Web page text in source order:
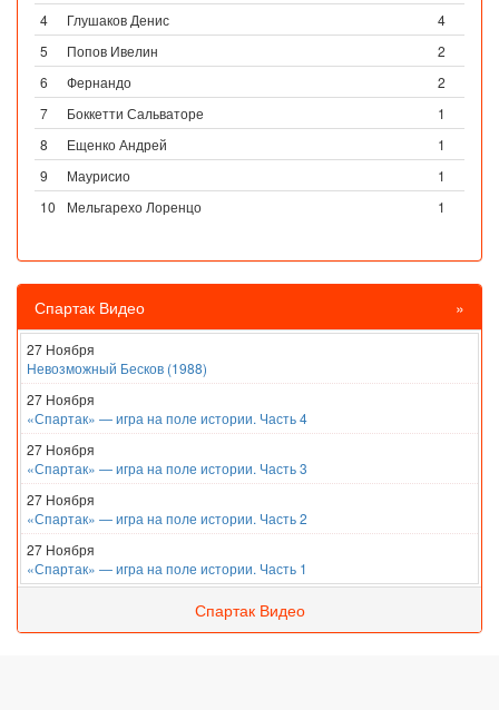
4
Глушаков Денис
4
5
Попов Ивелин
2
6
Фернандо
2
7
Боккетти Сальваторе
1
8
Ещенко Андрей
1
9
Маурисио
1
10
Мельгарехо Лоренцо 1
Спартак Видео »
27 Ноября
Невозможный Бесков (1988)
27 Ноября
«Спартак» — игра на поле истории. Часть 4
27 Ноября
«Спартак» — игра на поле истории. Часть 3
27 Ноября
«Спартак» — игра на поле истории. Часть 2
27 Ноября
«Спартак» — игра на поле истории. Часть 1
Спартак Видео